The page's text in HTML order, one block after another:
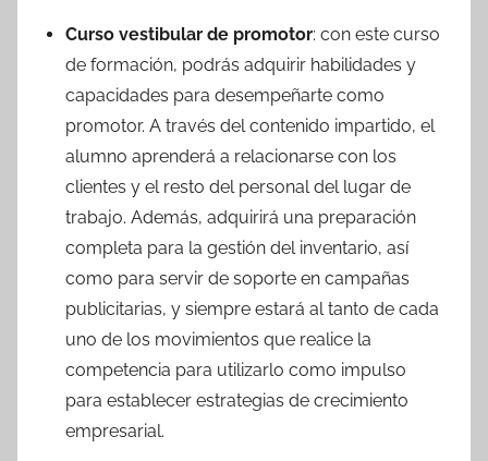
Curso vestibular de promotor: con este curso
de formación, podrás adquirir habilidades y
capacidades para desempeñarte como
promotor. A través del contenido impartido, el
alumno aprenderá a relacionarse con los
clientes y el resto del personal del lugar de
trabajo. Además, adquirirá una preparación
completa para la gestión del inventario, así
como para servir de soporte en campañas
publicitarias, y siempre estará al tanto de cada
uno de los movimientos que realice la
competencia para utilizarlo como impulso
para establecer estrategias de crecimiento
empresarial.